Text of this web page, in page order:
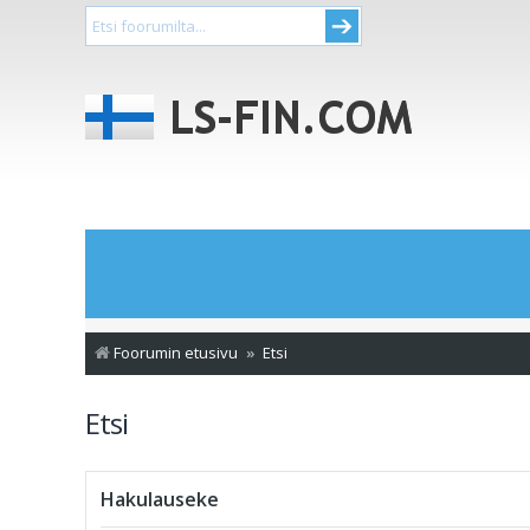
Foorumin etusivu Etsi
Etsi
Hakulauseke